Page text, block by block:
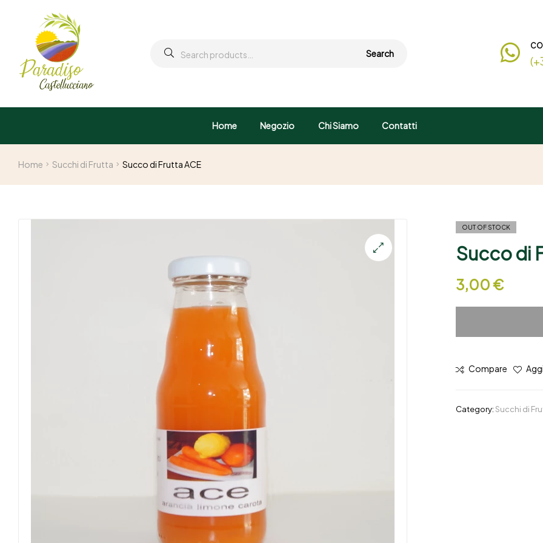
Search
Home Negozio Chi Siamo Contatti
Home Succhi di Frutta Succo di Frutta ACE
OUT OF STOCK
Succo di
3,00 €
Compare
Category:Succhi di